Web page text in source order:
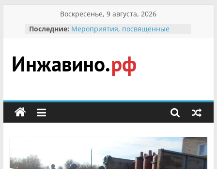
содержимому
Воскресенье, 9 августа, 2026
Последние: Мероприятия, посвященные
гражданин Инжавинского округа»
участнице Великой
Отечественной, фронтовичке
Безопасность в сети Интернет
мероприятии «Сохраним
В вольере Воронинского
заповедника родились крапчатые
суслики
Инжавино.рф
сельский
портал